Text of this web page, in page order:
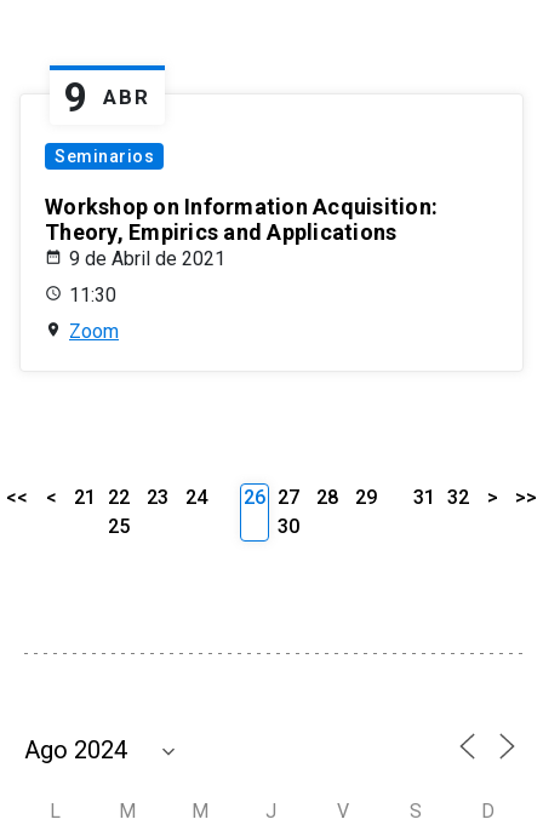
9 ABR
Seminarios
Workshop on Information Acquisition:
Theory, Empirics and Applications
9 de Abril de 2021
11:30
Zoom
<< < 21 22 23
24
25
26 27 28
29
30
31 32 > >>
L M M J V S D